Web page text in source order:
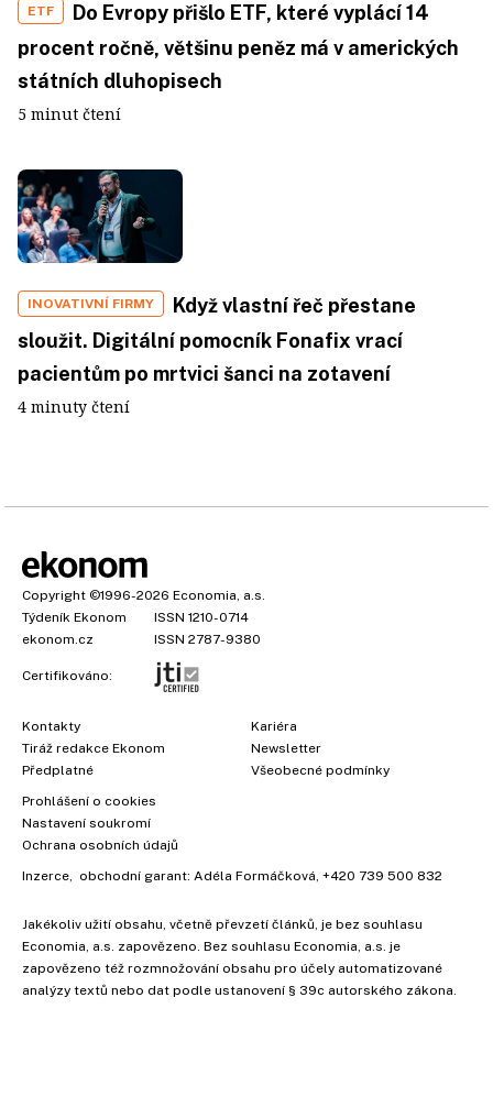
ETF
Do Evropy přišlo ETF, které vyplácí 14
procent ročně, většinu peněz má v amerických
státních dluhopisech
5 minut čtení
INOVATIVNÍ FIRMY
Když vlastní řeč přestane
sloužit. Digitální pomocník Fonafix vrací
pacientům po mrtvici šanci na zotavení
4 minuty čtení
Copyright ©1996-2026 Economia, a.s.
Týdeník Ekonom
ISSN 1210-0714
ekonom.cz
ISSN 2787-9380
Certifikováno:
Kontakty
Tiráž redakce Ekonom
Předplatné
Kariéra
Newsletter
Všeobecné podmínky
Prohlášení o cookies
Nastavení soukromí
Ochrana osobních údajů
Inzerce , obchodní garant: Adéla Formáčková +420 739 500 832
Jakékoliv užití obsahu, včetně převzetí článků, je bez souhlasu
Economia, a.s. zapovězeno. Bez souhlasu Economia, a.s. je
zapovězeno též rozmnožování obsahu pro účely automatizované
analýzy textů nebo dat podle ustanovení § 39c autorského zákona.